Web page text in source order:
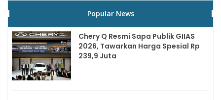
Popular News
Chery Q Resmi Sapa Publik GIIAS
2026, Tawarkan Harga Spesial Rp
239,9 Juta